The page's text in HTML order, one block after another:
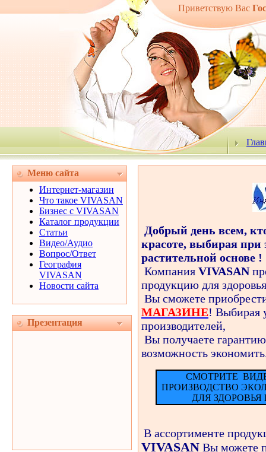
Приветствую Вас
Меню сайта
Интернет-магазин
Что такое VIVASAN
Бизнес с VIVASAN
Каталог продукции
Статьи
Видео/Аудио
Вопрос/Ответ
География
VIVASAN
Новости сайта
Презентация
Добрый день всем,
красоте, выбирая при
растительной основе !
Компания VIVASAN
продукцию для
Вы сможете
МАГАЗИНЕ! Выбирая
производителей,
Вы получаете
возможность
СМОТРИТЕ
ПРОИЗВОДСТВО
ДЛЯ
В ассортименте
VIVASAN Вы можете